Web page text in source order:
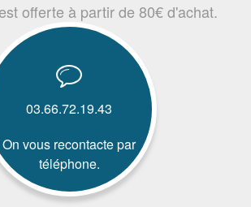
offerte à partir de 80€ d'achat.
03.66.72.19.43
On vous recontacte par
téléphone.